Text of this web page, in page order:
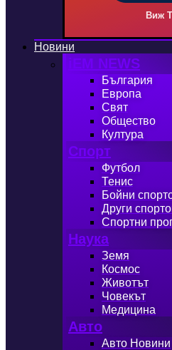
Виж
Новини
iEM NEWS
България
Европа
Свят
Общество
Култура
Спорт
Футбол
Тенис
Бойни
Други
Спортни
Наука
Земя
Космос
Животът
Човекът
Медицина
Авто
Авто Новини